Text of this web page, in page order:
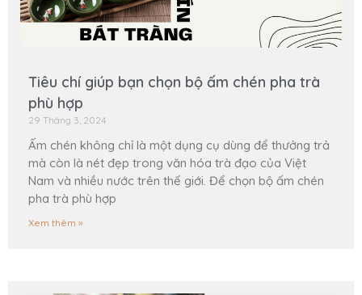
Tiêu chí giúp bạn chọn bộ ấm chén pha trà
phù hợp
29 Tháng 3, 2024
Ấm chén không chỉ là một dụng cụ dùng để thưởng trả
mà còn là nét đẹp trong văn hóa trà đạo của Việt
Nam và nhiều nước trên thế giới. Để chọn bộ ấm chén
pha trà phù hợp
Xem thêm »